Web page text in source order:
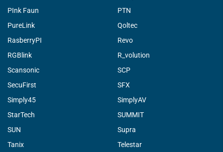
PInk Faun
PTN
PureLink
Qoltec
RasberryPI
Revo
RGBlink
R_volution
Scansonic
SCP
SecuFirst
SFX
Simply45
SimplyAV
StarTech
SUMMIT
SUN
Supra
Tanix
Telestar